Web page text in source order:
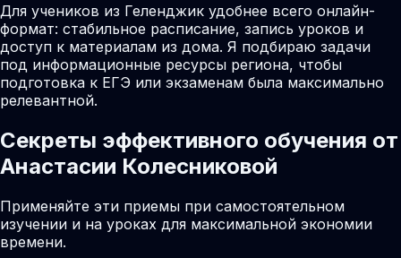
Для учеников из Геленджик удобнее всего онлайн-
формат: стабильное расписание, запись уроков и
доступ к материалам из дома. Я подбираю задачи
под информационные ресурсы региона, чтобы
подготовка к ЕГЭ или экзаменам была максимально
релевантной.
Секреты эффективного обучения от
Анастасии Колесниковой
Применяйте эти приемы при самостоятельном
изучении и на уроках для максимальной экономии
времени.